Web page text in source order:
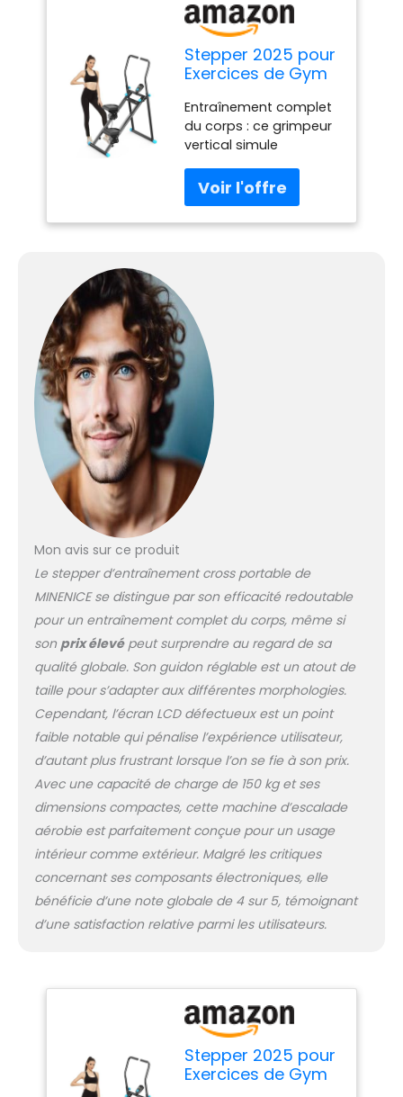
Stepper 2025 pour
Exercices de Gym
Machine
d'escalade
Verticale avec
résistance réglable
à 3 Niveaux,
entraînement
croisé avec écran
Entraînement complet
du corps : ce grimpeur
vertical simule
l'escalade naturelle et
vous aide à développer
vos muscles
abdominaux.
entraînement de
fitness gainant qui
tonifie vos hanches,
votre taille, vos jambes,
vos abdominaux et
votre dos. Cet
entraînement ménage
les articulations
entraîne plusieurs
groupes musculaires
en même temps et
plus de calories en
moins de temps.
Hauteur réglable : les
accoudoirs du stepper
peuvent être réglés sur
trois niveaux de
hauteur et permettent
ainsi un ajustement
individuel à votre taille
et à vos préférences
d'entraînement.
Construction
triangulaire stable : ce
stepper pliable est
fabriqué en acier
robuste et résistant à
la corrosion. Le cadre
triangulaire assure un
équilibre stable et
aux dimensions pliées
de 135,5 x 56,5 x 25,4
cm, le stepper peut
être rangé sous le lit ou
dans un coin. Parfait
Mon avis sur ce produit
Le stepper d’entraînement cross portable de
MINENICE se distingue par son efficacité redoutable
pour un entraînement complet du corps, même si
son prix élevépeut surprendre au regard de sa
qualité globale. Son guidon réglable est un atout de
taille pour s’adapter aux différentes morphologies.
Cependant, l’écran LCD défectueux est un point
faible notable qui pénalise l’expérience utilisateur,
d’autant plus frustrant lorsque l’on se fie à son prix.
Avec une capacité de charge de 150 kg et ses
dimensions compactes, cette machine d’escalade
aérobie est parfaitement conçue pour un usage
intérieur comme extérieur. Malgré les critiques
concernant ses composants électroniques, elle
bénéficie d’une note globale de 4 sur 5, témoignant
d’une satisfaction relative parmi les utilisateurs.
Stepper 2025 pour
Exercices de Gym